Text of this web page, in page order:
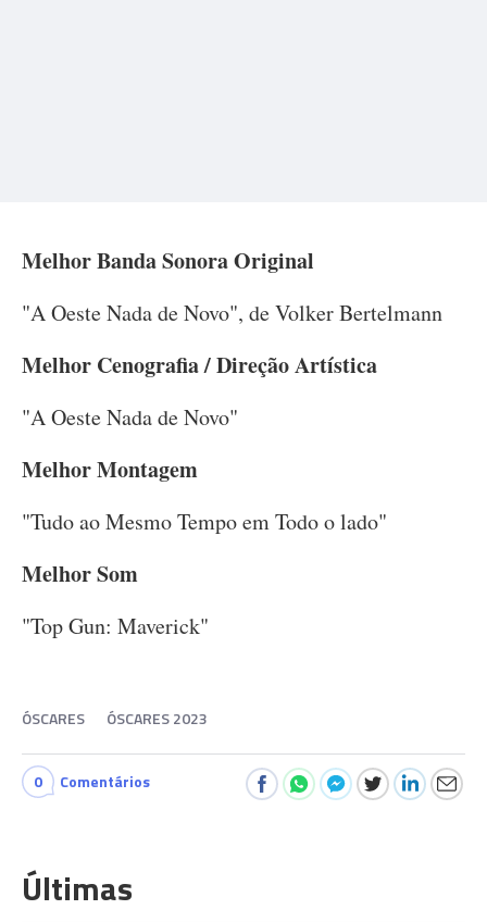
Melhor Banda Sonora Original
"A Oeste Nada de Novo", de Volker Bertelmann
Melhor Cenografia / Direção Artística
"A Oeste Nada de Novo"
Melhor Montagem
"Tudo ao Mesmo Tempo em Todo o lado"
Melhor Som
"Top Gun: Maverick"
ÓSCARES ÓSCARES 2023
0 Comentários
Últimas